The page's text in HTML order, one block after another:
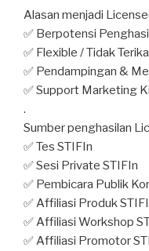
Alasan menjadi
✅ Berpotensi
✅ Flexible / Tidak
✅ Pendampingan &
✅ Support Marketing
.
Sumber penghasilan
✅ Tes STIFIn
✅ Sesi Private STIFIn
✅ Pembicara Publik
✅ Affiliasi Produk
✅ Affiliasi Workshop
✅ Affiliasi Promotor